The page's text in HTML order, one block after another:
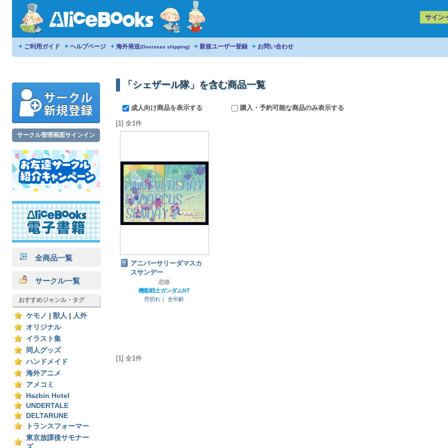
サイン
ご利用ガイド ヘルプページ 海外発送(Overseas shipping) 新規ユーザー登録 お問い合わせ
サークル管理画面サインイン
全商品一覧
サークル一覧
おすすめジャンル・タグ
ケモノ 獣人
人外
オリジナル
イラスト集
同人グッズ
ハンドメイド
海外アニメ
アメコミ
Hazbin Hotel
UNDERTALE
DELTARUNE
トランスフォーマー
東京放課後サモナー
「シェザール隊」を含む商品一覧
成人向け商品を表示する 購入・予約可能な商品のみ表示する
[1] 全1件
アニバーサリーダマスカ
スサンデー
恋猫
機動戦士ガンダムNT
売切れ｜
全年齢
[1] 全1件